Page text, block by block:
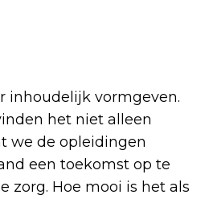
inhoudelijk vormgeven.
het niet alleen
we de opleidingen
een toekomst op te
zorg. Hoe mooi is het als